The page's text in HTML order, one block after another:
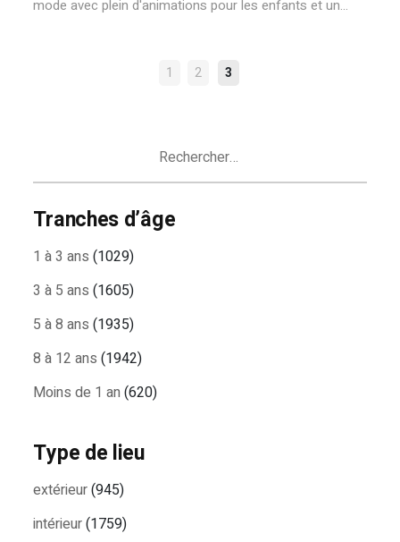
mode avec plein d'animations pour les enfants et un...
NAVIGATION1 2 3
Tranches d’âge
1 à 3 ans (1029)
3 à 5 ans (1605)
5 à 8 ans (1935)
8 à 12 ans (1942)
Moins de 1 an (620)
Type de lieu
extérieur(945)
intérieur(1759)